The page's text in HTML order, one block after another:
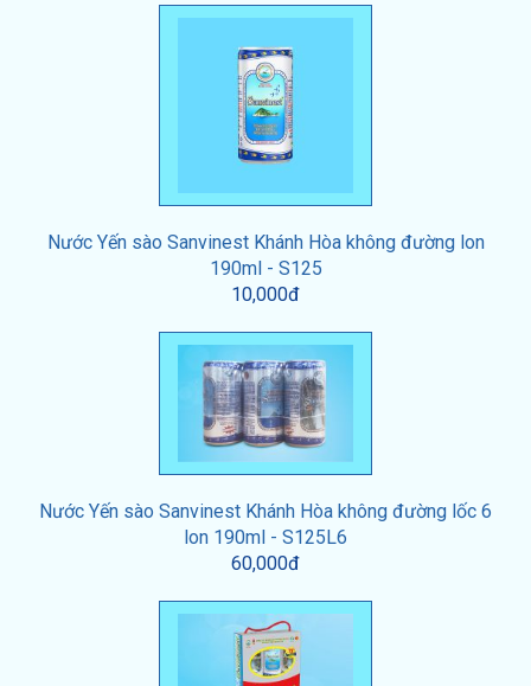
Nước Yến sào Sanvinest Khánh Hòa không đường lon
190ml - S125
10,000đ
Nước Yến sào Sanvinest Khánh Hòa không đường lốc 6
lon 190ml - S125L6
60,000đ